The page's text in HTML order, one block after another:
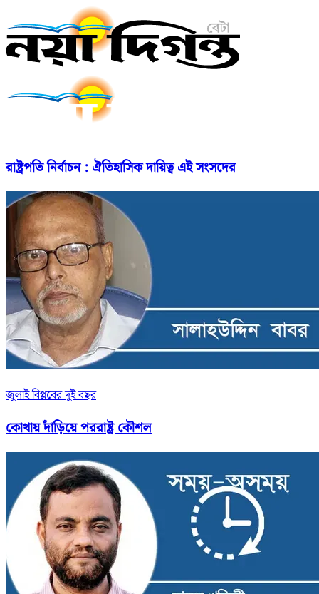
রাষ্ট্রপতি নির্বাচন : ঐতিহাসিক দায়িত্ব এই সংসদের
জুলাই বিপ্লবের দুই বছর
কোথায় দাঁড়িয়ে পররাষ্ট্র কৌশল